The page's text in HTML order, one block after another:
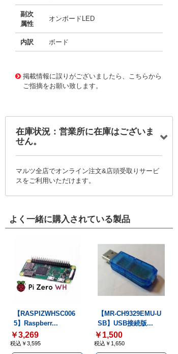
副次
属性
オンボードLED
内訳 ボード
掲載情報に誤りがございましたら、こちらから
ご指摘をお願い致します。
在庫状況：営業所に在庫はございま
せん。
マルツ全店でオンライン注文&店頭受取りサービ
スをご利用いただけます。
よく一緒に購入されている製品
【RASPIZWHSC006
5】Raspberr...
￥3,269
税込￥3,595
【MR-CH9329EMU-U
SB】USB接続版...
￥1,500
税込￥1,650